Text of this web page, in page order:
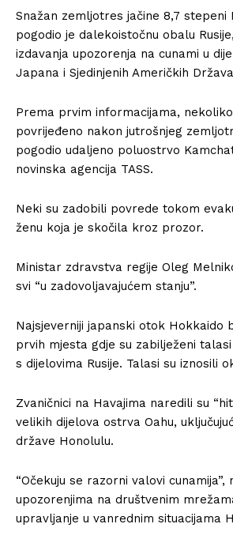
Snažan zemljotres jačine 8,7 stepeni
pogodio je dalekoistočnu obalu
izdavanja upozorenja na cunami u
Japana i Sjedinjenih Američkih Država
Prema prvim informacijama,
povrijeđeno nakon jutrošnjeg
pogodio udaljeno poluostrvo
novinska agencija TASS.
Neki su zadobili povrede tokom
ženu koja je skočila kroz prozor.
Ministar zdravstva regije Oleg
svi “u zadovoljavajućem stanju”.
Najsjeverniji japanski otok Hokkaido
prvih mjesta gdje su zabilježeni
s dijelovima Rusije. Talasi su iznosili
Zvaničnici na Havajima naredili su
velikih dijelova ostrva Oahu,
države Honolulu.
“Očekuju se razorni valovi cunamija”,
upozorenjima na društvenim
upravljanje u vanrednim situacijama